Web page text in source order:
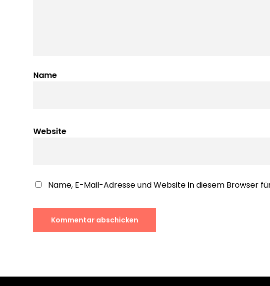
Name
Website
Name, E-Mail-Adresse und Website in diesem Browser